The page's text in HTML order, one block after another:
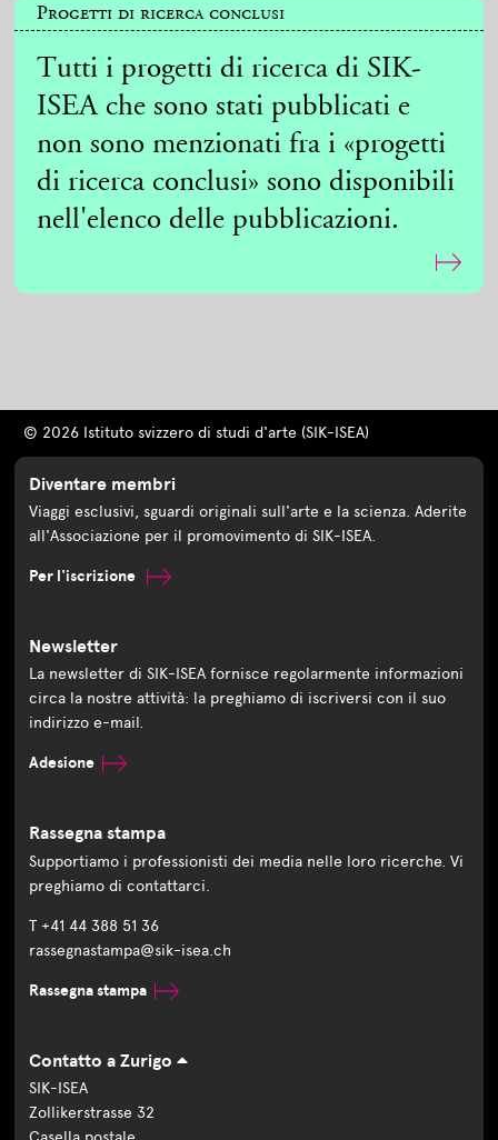
Progetti di ricerca conclusi
Tutti i progetti di ricerca di SIK-
ISEA che sono stati pubblicati e
non sono menzionati fra i «progetti
di ricerca conclusi» sono disponibili
nell'elenco delle pubblicazioni.
© 2026 Istituto svizzero di studi d'arte (SIK-ISEA)
Diventare membri
Viaggi esclusivi, sguardi originali sull'arte e la scienza. Aderite
all'Associazione per il promovimento di SIK-ISEA.
Per l'iscrizione
Newsletter
La newsletter di SIK-ISEA fornisce regolarmente informazioni
circa la nostre attività: la preghiamo di iscriversi con il suo
indirizzo e-mail.
Adesione
Rassegna stampa
Supportiamo i professionisti dei media nelle loro ricerche. Vi
preghiamo di contattarci.
T +41 44 388 51 36
rassegnastampa@sik-isea.ch
Rassegna stampa
Contatto a Zurigo
SIK-ISEA
Zollikerstrasse 32